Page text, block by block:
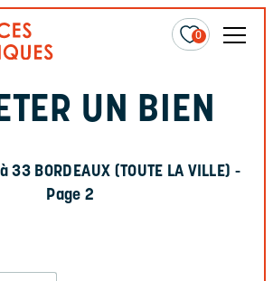
0
UN BIEN
BORDEAUX (TOUTE LA VILLE) -
Page 2